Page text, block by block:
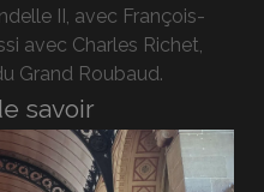
II, avec François-
avec Charles Richet,
Grand Roubaud.
savoir